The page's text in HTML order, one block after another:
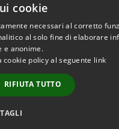
di accessibilità
Copyright © 2026 • Comune
cookie
necessari al corretto
al solo fine di elaborare
e anonime.
policy al seguente link
RIFIUTA TUTTO